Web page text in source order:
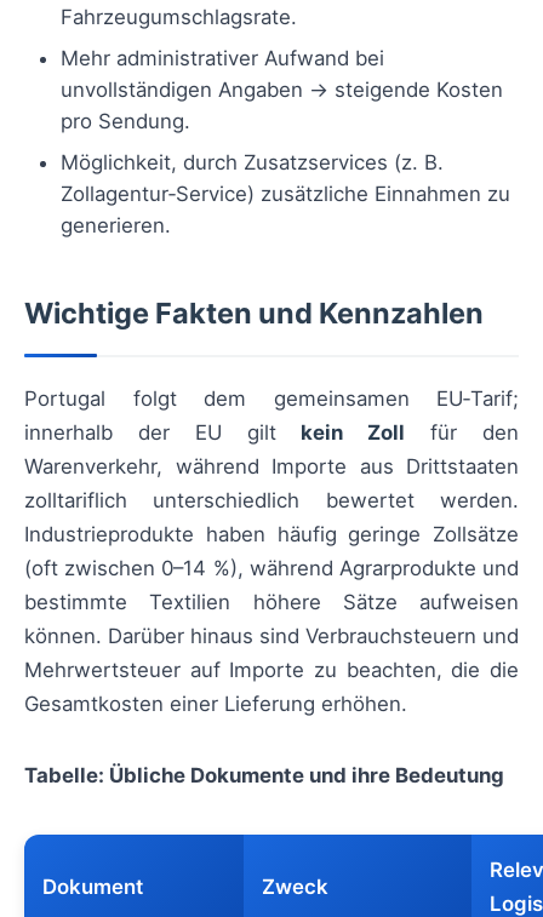
Fahrzeugumschlagsrate.
Mehr administrativer Aufwand bei
unvollständigen Angaben → steigende Kosten
pro Sendung.
Möglichkeit, durch Zusatzservices (z. B.
Zollagentur‑Service) zusätzliche Einnahmen zu
generieren.
Wichtige Fakten und Kennzahlen
Portugal folgt dem gemeinsamen EU‑Tarif;
innerhalb der EU gilt kein Zoll für den
Warenverkehr, während Importe aus Drittstaaten
zolltariflich unterschiedlich bewertet werden.
Industrieprodukte haben häufig geringe Zollsätze
(oft zwischen 0–14 %), während Agrarprodukte und
bestimmte Textilien höhere Sätze aufweisen
können. Darüber hinaus sind Verbrauchsteuern und
Mehrwertsteuer auf Importe zu beachten, die die
Gesamtkosten einer Lieferung erhöhen.
Tabelle: Übliche Dokumente und ihre Bedeutung
Dokument Zweck